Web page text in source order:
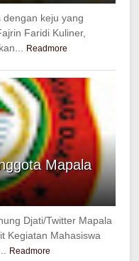
keju yang
Faridi Kuliner,
Readmore
Mapala
Djati/Twitter Mapala
Kegiatan Mahasiswa
Readmore